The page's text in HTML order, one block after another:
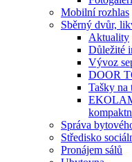
Mobilní rozhlas
Sběrný dvůr,
Aktuality
Důležité
Vývoz
DOOR
Tašky na
Správa
Středisko
Pronájem sálů